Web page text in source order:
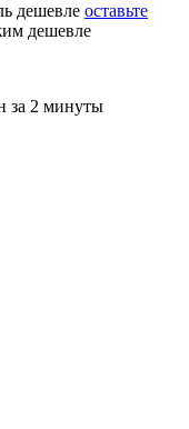
дешевле оставьте
дешевле
за 2 минуты